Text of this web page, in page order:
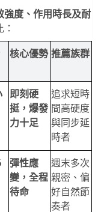
強度、作用時長及耐
核心優勢 推薦族群
即刻硬
挺，爆發
力十足
追求短時
間高硬度
與同步延
時者
彈性應
變，全程
待命
週末多次
親密、偏
好自然節
奏者